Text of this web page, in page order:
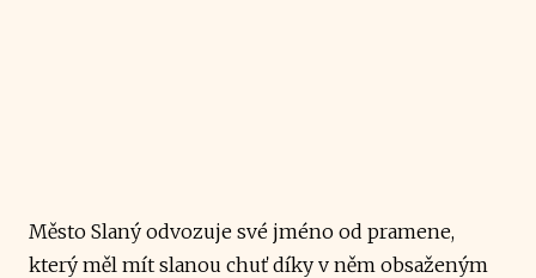
Město Slaný odvozuje své jméno od pramene,
který měl mít slanou chuť díky v něm obsaženým